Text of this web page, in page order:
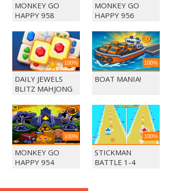
MONKEY GO
HAPPY 958
MONKEY GO
HAPPY 956
100%
DAILY JEWELS
BLITZ MAHJONG
100%
BOAT MANIA!
100%
MONKEY GO
HAPPY 954
100%
STICKMAN
BATTLE 1-4